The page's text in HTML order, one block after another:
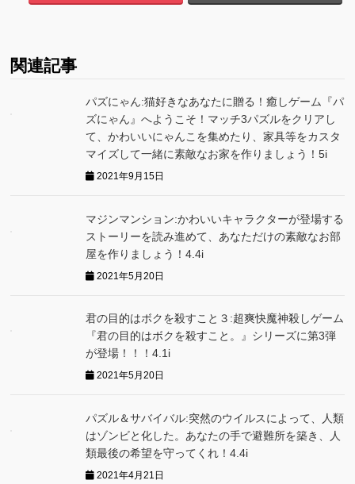
関連記事
パズにゃん:猫好きなあなたに贈る！癒しゲーム『パ
ズにゃん』へようこそ！マッチ3パズルをクリアし
て、かわいいにゃんこを集めたり、家具等をカスタ
マイズして一緒に素敵なお家を作りましょう！5i
2021年9月15日
マジンマンション:かわいいキャラクターが登場する
ストーリーを読み進めて、あなただけの素敵なお部
屋を作りましょう！4.4i
2021年5月20日
君の目的はボクを殺すこと３:超爽快魔神殺しゲーム
『君の目的はボクを殺すこと。』シリーズに第3弾
が登場！！！4.1i
2021年5月20日
パズル＆サバイバル:突然のウイルスによって、人類
はゾンビと化した。あなたの手で避難所を築き、人
類最後の希望を守ってくれ！4.4i
2021年4月21日